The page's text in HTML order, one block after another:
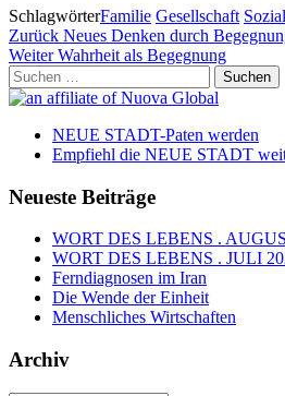
SchlagwörterFamilie Gesellschaft
Beitragsnavigation
Vorheriger
Beitrag
Zurück Neues Denken durch
Nächster
Beitrag
Weiter Wahrheit als Begegnung
Suchen
nach:
NEUE STADT-Paten werden
Empfiehl die NEUE STADT
Neueste Beiträge
WORT DES LEBENS .
WORT DES LEBENS . JULI
Ferndiagnosen im Iran
Die Wende der Einheit
Menschliches Wirtschaften
Archiv